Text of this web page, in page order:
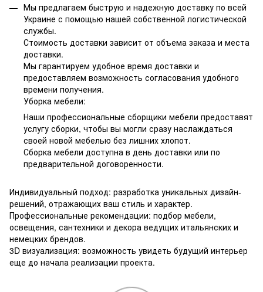
Мы предлагаем быструю и надежную доставку по всей
Украине с помощью нашей собственной логистической
службы.
Стоимость доставки зависит от объема заказа и места
доставки.
Мы гарантируем удобное время доставки и
предоставляем возможность согласования удобного
времени получения.
Уборка мебели:
Наши профессиональные сборщики мебели предоставят
услугу сборки, чтобы вы могли сразу наслаждаться
своей новой мебелью без лишних хлопот.
Сборка мебели доступна в день доставки или по
предварительной договоренности.
Индивидуальный подход: разработка уникальных дизайн-
решений, отражающих ваш стиль и характер.
Профессиональные рекомендации: подбор мебели,
освещения, сантехники и декора ведущих итальянских и
немецких брендов.
3D визуализация: возможность увидеть будущий интерьер
еще до начала реализации проекта.